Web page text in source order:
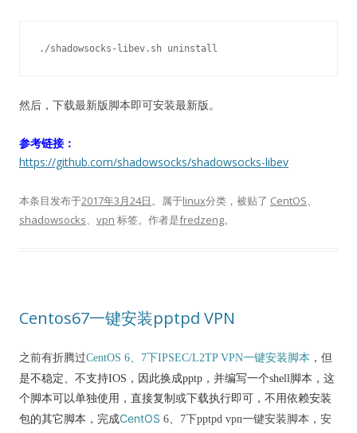
./shadowsocks-libev.sh uninstall
然后，下载最新版脚本即可安装最新版。
参考链接：
https://github.com/shadowsocks/shadowsocks-libev
本条目发布于2017年3月24日。属于linux分类，被贴了 CentOS、
shadowsocks、 vpn 标签。 作者是fredzeng。
Centos67一键安装pptpd VPN
之前有折腾过CentOS 6、7下IPSEC/L2TP VPN一键安装脚本 ，但
是不稳定、不支持IOS，因此换成pptp，并编写一个shell脚本， 这
个脚本可以单独使用，直接复制或下载执行即可，不用依赖安装
包的其它脚本，完成CentOS 6、7下pptpd vpn一键安装脚本，安